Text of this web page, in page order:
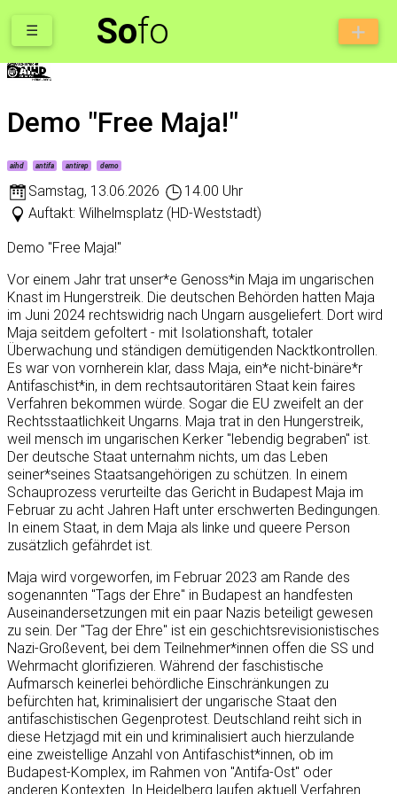
Sofo
☰
Demo "Free Maja!"
aihd antifa antirep demo
Samstag, 13.06.2026
14.00 Uhr
Auftakt: Wilhelmsplatz (HD-Weststadt)
Demo "Free Maja!"
Vor einem Jahr trat unser*e Genoss*in Maja im ungarischen
Knast im Hungerstreik. Die deutschen Behörden hatten Maja
im Juni 2024 rechtswidrig nach Ungarn ausgeliefert. Dort wird
Maja seitdem gefoltert - mit Isolationshaft, totaler
Überwachung und ständigen demütigenden Nacktkontrollen.
Es war von vornherein klar, dass Maja, ein*e nicht-binäre*r
Antifaschist*in, in dem rechtsautoritären Staat kein faires
Verfahren bekommen würde. Sogar die EU zweifelt an der
Rechtsstaatlichkeit Ungarns. Maja trat in den Hungerstreik,
weil mensch im ungarischen Kerker "lebendig begraben" ist.
Der deutsche Staat unternahm nichts, um das Leben
seiner*seines Staatsangehörigen zu schützen. In einem
Schauprozess verurteilte das Gericht in Budapest Maja im
Februar zu acht Jahren Haft unter erschwerten Bedingungen.
In einem Staat, in dem Maja als linke und queere Person
zusätzlich gefährdet ist.
Maja wird vorgeworfen, im Februar 2023 am Rande des
sogenannten "Tags der Ehre" in Budapest an handfesten
Auseinandersetzungen mit ein paar Nazis beteiligt gewesen
zu sein. Der "Tag der Ehre" ist ein geschichtsrevisionistisches
Nazi-Großevent, bei dem Teilnehmer*innen offen die SS und
Wehrmacht glorifizieren. Während der faschistische
Aufmarsch keinerlei behördliche Einschränkungen zu
befürchten hat, kriminalisiert der ungarische Staat den
antifaschistischen Gegenprotest. Deutschland reiht sich in
diese Hetzjagd mit ein und kriminalisiert auch hierzulande
eine zweistellige Anzahl von Antifaschist*innen, ob im
Budapest-Komplex, im Rahmen von "Antifa-Ost" oder
anderen Kontexten. In Heidelberg laufen aktuell Verfahren